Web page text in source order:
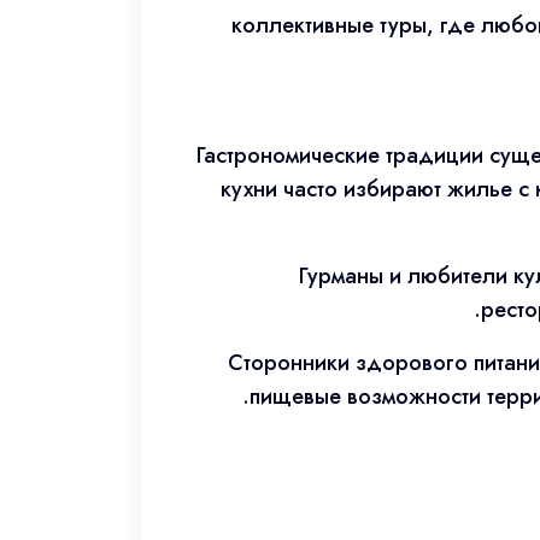
коллективные туры, где
Гастрономические традиции
кухни часто избирают жилье
Гурманы и любители
Сторонники здорового
пищевые возможности